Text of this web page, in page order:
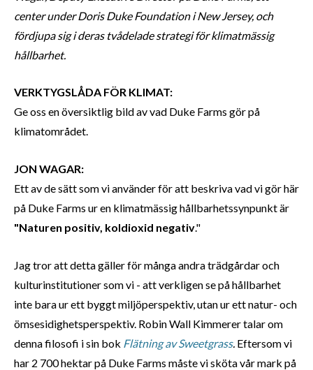
center under Doris Duke Foundation i New Jersey, och
fördjupa sig i deras tvådelade strategi för klimatmässig
hållbarhet.
VERKTYGSLÅDA FÖR KLIMAT:
Ge oss en översiktlig bild av vad Duke Farms gör på
klimatområdet.
JON WAGAR:
Ett av de sätt som vi använder för att beskriva vad vi gör här
på Duke Farms ur en klimatmässig hållbarhetssynpunkt är
"Naturen positiv, koldioxid negativ."
Jag tror att detta gäller för många andra trädgårdar och
kulturinstitutioner som vi - att verkligen se på hållbarhet
inte bara ur ett byggt miljöperspektiv, utan ur ett natur- och
ömsesidighetsperspektiv. Robin Wall Kimmerer talar om
denna filosofi i sin bok Flätning av Sweetgrass. Eftersom vi
har 2 700 hektar på Duke Farms måste vi sköta vår mark på